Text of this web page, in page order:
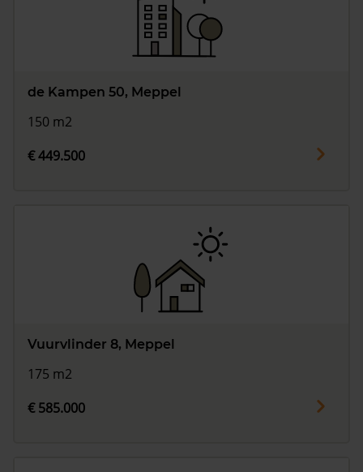
de Kampen 50, Meppel
150 m2
€ 449.500
Vuurvlinder 8, Meppel
175 m2
€ 585.000